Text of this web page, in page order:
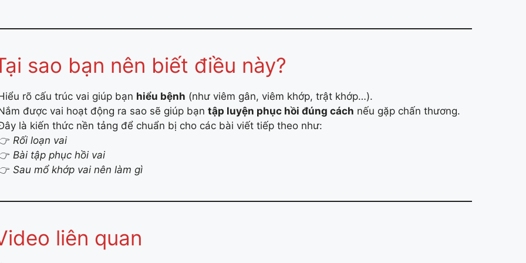
sao bạn nên biết điều này?
rõ cấu trúc vai giúp bạn hiểu bệnh (như viêm gân, viêm khớp, trật khớp…).
được vai hoạt động ra sao sẽ giúp bạn tập luyện phục hồi đúng cách nếu gặp chấn thương.
là kiến thức nền tảng để chuẩn bị cho các bài viết tiếp theo như:
Rối loạn vai
Bài tập phục hồi vai
Sau mổ khớp vai nên làm gì
liên quan